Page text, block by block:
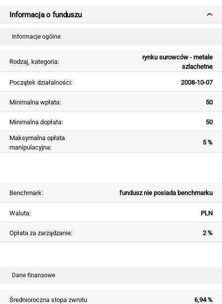
Informacja o funduszu
Informacje ogólne
Rodzaj, kategoria:
rynku surowców - metale
szlachetne
Początek działalności: 2008-10-07
Minimalna wpłata: 50
Minimalna dopłata: 50
Maksymalna opłata
manipulacyjna:
5 %
Benchmark: fundusz nie posiada benchmarku
Waluta: PLN
Opłata za zarządzanie: 2 %
Dane finansowe
Średnioroczna stopa zwrotu 6,94 %